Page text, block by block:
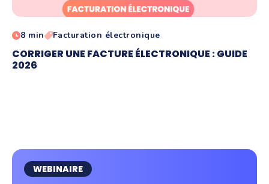
8 min Facturation électronique
CORRIGER UNE FACTURE ÉLECTRONIQUE : GUIDE
2026
WEBINAIRE